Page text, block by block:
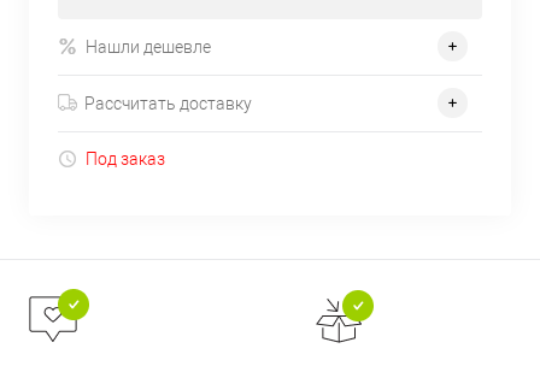
Нашли дешевле
Рассчитать доставку
Под заказ